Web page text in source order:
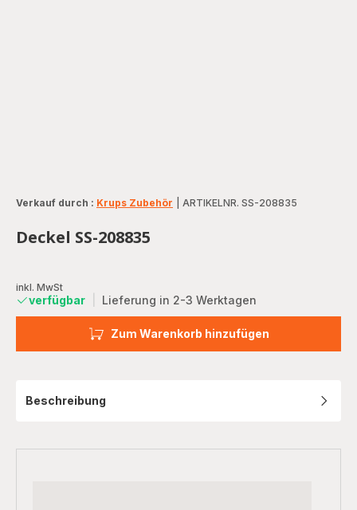
Verkauf durch : Krups Zubehör ARTIKELNR. SS-208835
Deckel SS-208835
inkl. MwSt
verfügbar Lieferung in 2-3 Werktagen
Zum Warenkorb hinzufügen
Beschreibung